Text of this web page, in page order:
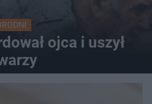
ojca i uszył